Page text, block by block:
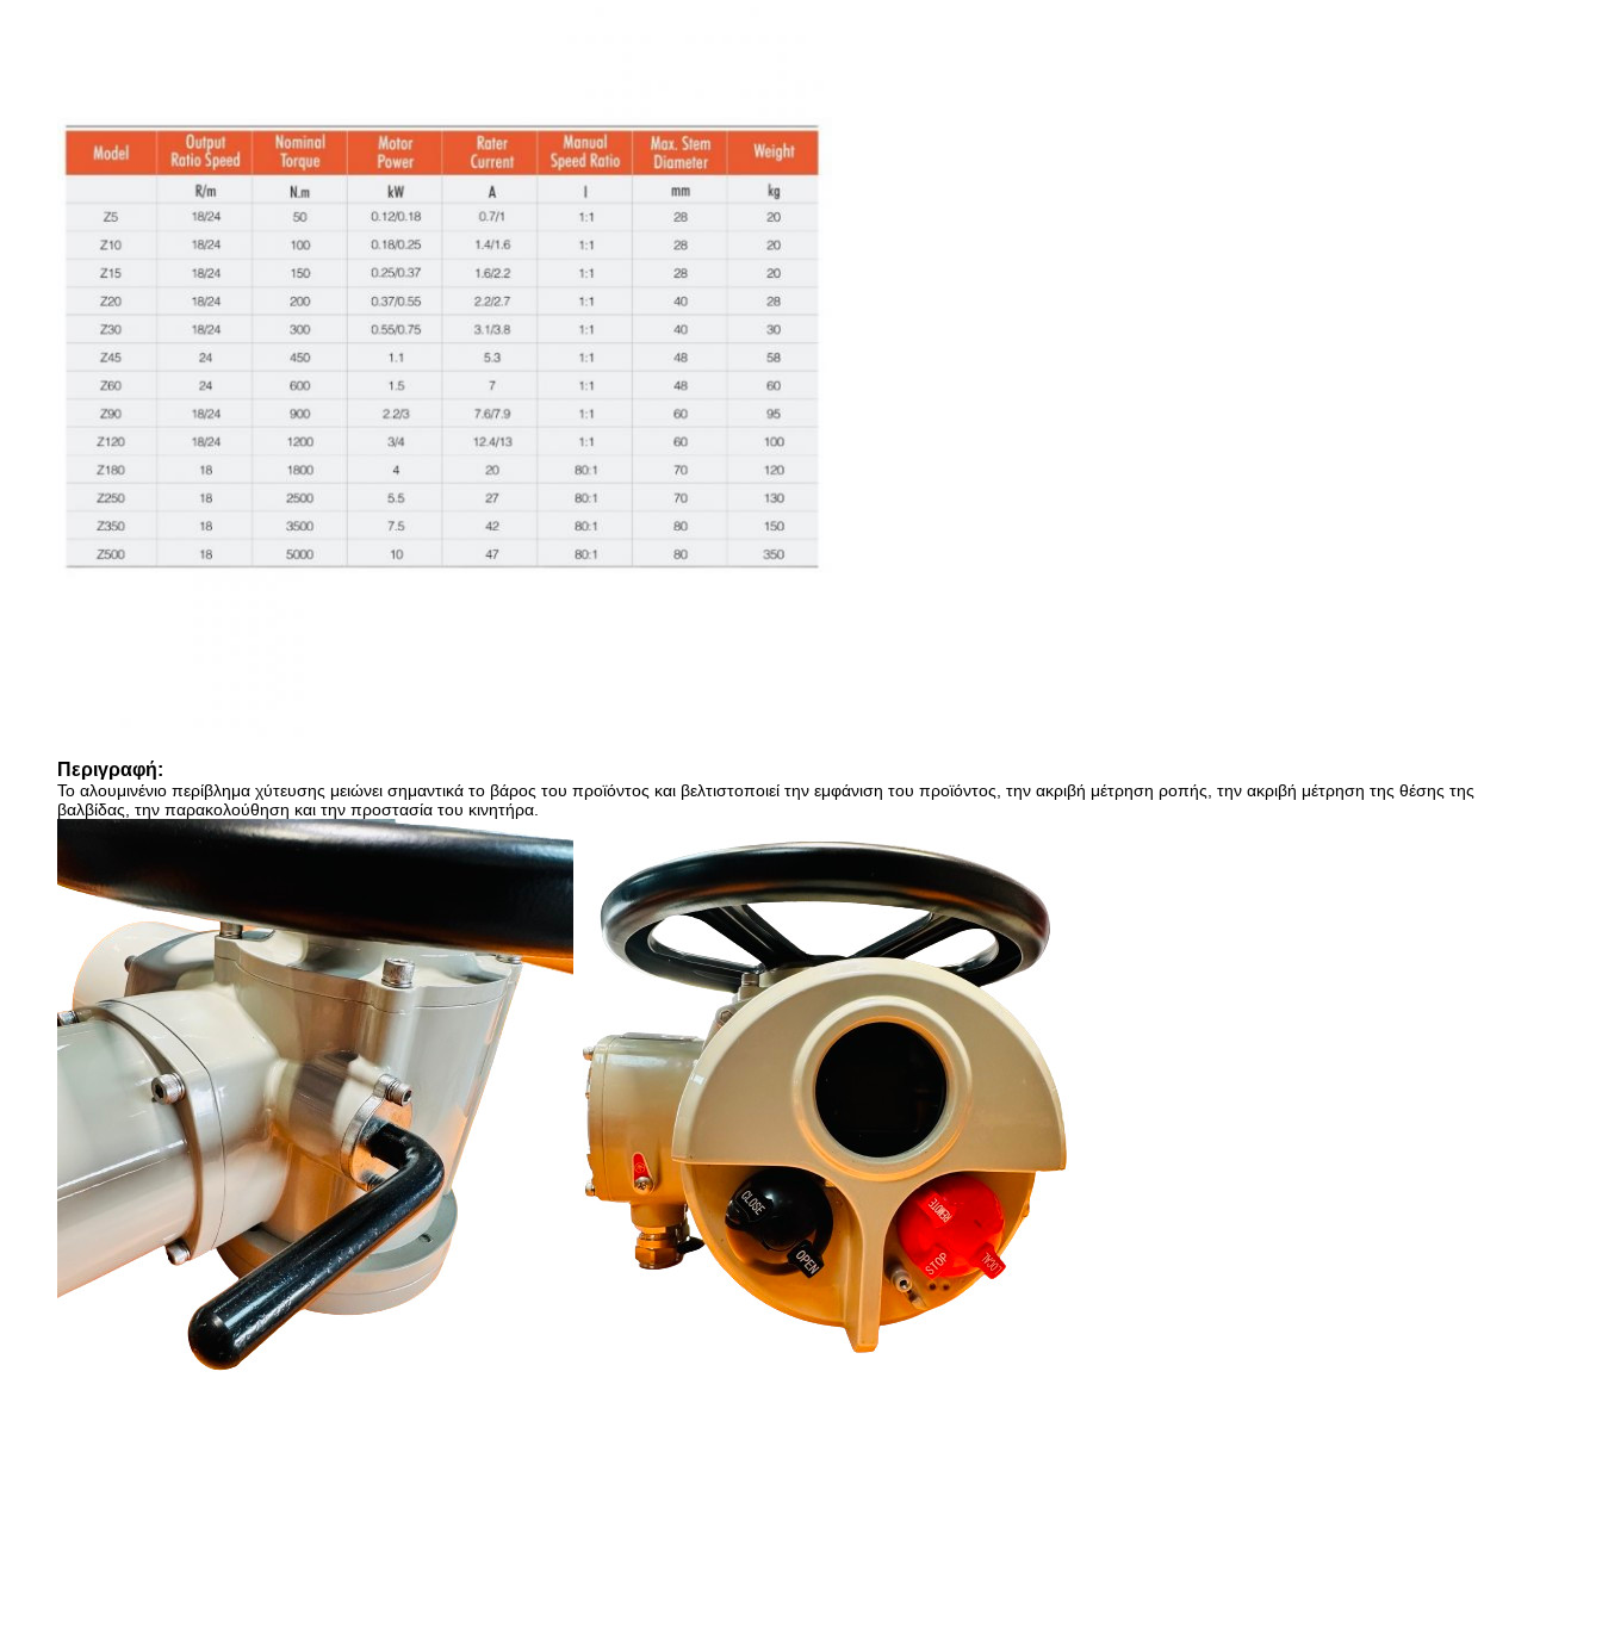
Περιγραφή:
Το αλουμινένιο περίβλημα χύτευσης μειώνει σημαντικά το βάρος του προϊόντος και βελτιστοποιεί την εμφάνιση του προϊόντος, την ακριβή μέτρηση ροπής, την ακριβή μέτρηση της θέσης της
βαλβίδας, την παρακολούθηση και την προστασία του κινητήρα.